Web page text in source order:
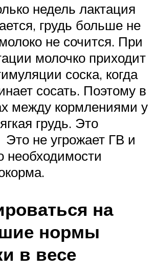
недель лактация
грудь больше не
не сочится. При
молочко приходит
соска, когда
сосать. Поэтому в
между кормлениями у
грудь. Это
не угрожает ГВ и
необходимости
на
нормы
в весе